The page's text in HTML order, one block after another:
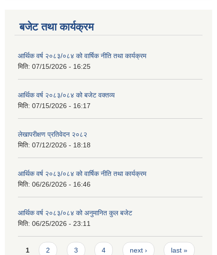
बजेट तथा कार्यक्रम
आर्थिक वर्ष २०८३/०८४ को वार्षिक नीति तथा कार्यक्रम
मिति: 07/15/2026 - 16:25
आर्थिक वर्ष २०८३/०८४ को बजेट वक्तव्य
मिति: 07/15/2026 - 16:17
लेखापरीक्षण प्रतिवेदन २०८२
मिति: 07/12/2026 - 18:18
आर्थिक वर्ष २०८३/०८४ को वार्षिक नीति तथा कार्यक्रम
मिति: 06/26/2026 - 16:46
आर्थिक वर्ष २०८३/०८४ को अनुमानित कुल बजेट
मिति: 06/25/2026 - 23:11
Pages
1 2 3 4 next › last »